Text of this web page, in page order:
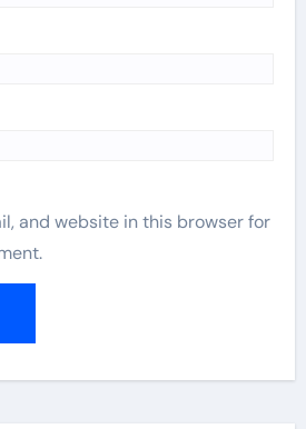
and website in this browser for